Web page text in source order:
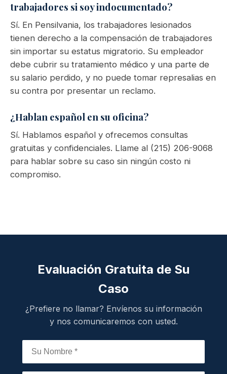
trabajadores si soy indocumentado?
Sí. En Pensilvania, los trabajadores lesionados
tienen derecho a la compensación de trabajadores
sin importar su estatus migratorio. Su empleador
debe cubrir su tratamiento médico y una parte de
su salario perdido, y no puede tomar represalias en
su contra por presentar un reclamo.
¿Hablan español en su oficina?
Sí. Hablamos español y ofrecemos consultas
gratuitas y confidenciales. Llame al (215) 206-9068
para hablar sobre su caso sin ningún costo ni
compromiso.
Evaluación Gratuita de Su
Caso
¿Prefiere no llamar? Envíenos su información
y nos comunicaremos con usted.